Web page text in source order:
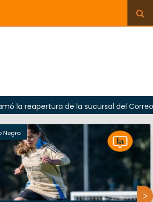
de la sucursal del Correo
Negro